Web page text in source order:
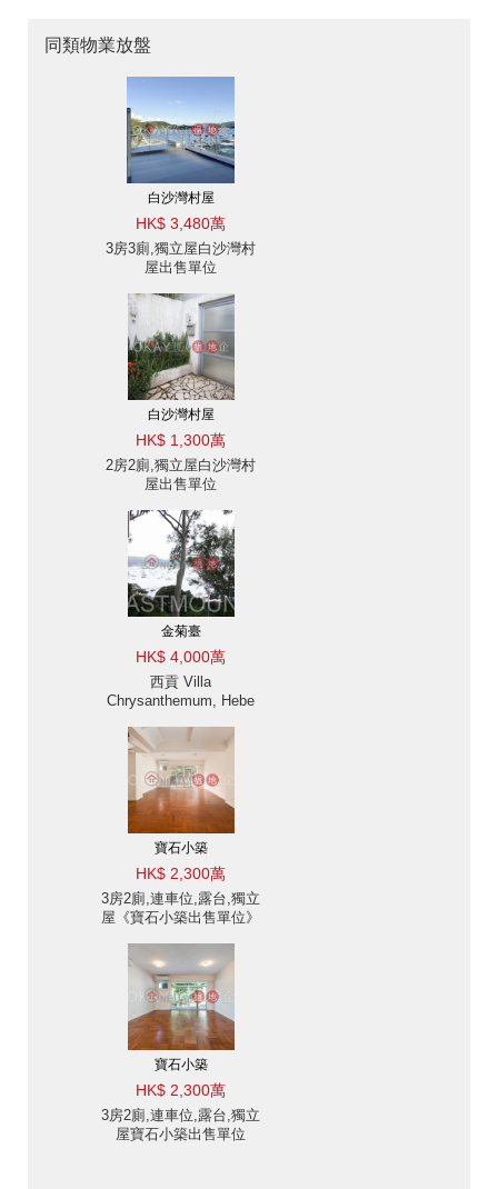
同類物業放盤
白沙灣村屋
HK$ 3,480萬
3房3廁,獨立屋白沙灣村
屋出售單位
白沙灣村屋
HK$ 1,300萬
2房2廁,獨立屋白沙灣村
屋出售單位
金菊臺
HK$ 4,000萬
西貢 Villa
Chrysanthemum, Hebe
出售及出租-海景, 高樓底
出售單位
寶石小築
HK$ 2,300萬
3房2廁,連車位,露台,獨立
屋《寶石小築出售單位》
寶石小築
HK$ 2,300萬
3房2廁,連車位,露台,獨立
屋寶石小築出售單位